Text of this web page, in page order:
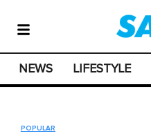
NEWS LIFESTYLE
POPULAR